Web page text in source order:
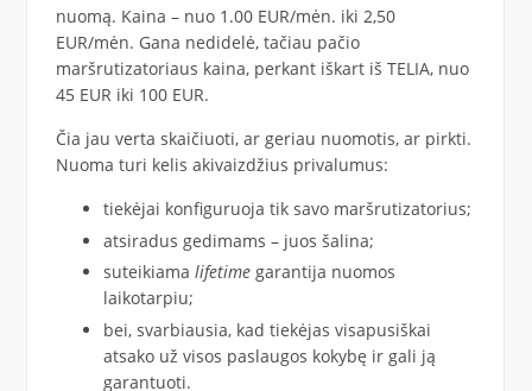
nuomą. Kaina – nuo 1.00 EUR/mėn. iki 2,50
EUR/mėn. Gana nedidelė, tačiau pačio
maršrutizatoriaus kaina, perkant iškart iš TELIA, nuo
45 EUR iki 100 EUR.
Čia jau verta skaičiuoti, ar geriau nuomotis, ar pirkti.
Nuoma turi kelis akivaizdžius privalumus:
tiekėjai konfiguruoja tik savo maršrutizatorius;
atsiradus gedimams – juos šalina;
suteikiama lifetimegarantija nuomos
laikotarpiu;
bei, svarbiausia, kad tiekėjas visapusiškai
atsako už visos paslaugos kokybę ir gali ją
garantuoti.